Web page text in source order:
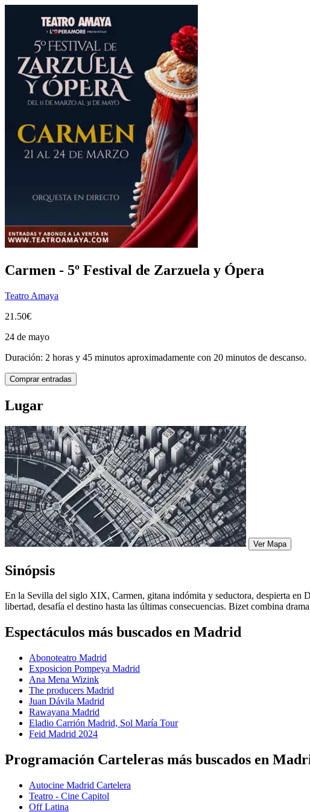
Carmen - 5º Festival de Zarzuela y Ópera
Teatro Amaya
21.50€
24 de mayo
Duración: 2 horas y 45 minutos aproximadamente con 20 minutos de descanso.
Comprar entradas
Lugar
Ver Mapa
Sinópsis
En la Sevilla del siglo XIX, Carmen, gitana indómita y seductora, despierta en
libertad, desafía el destino hasta las últimas consecuencias. Bizet combina
Espectáculos más buscados en Madrid
Abonoteatro Madrid
Exposicion Pompeya Madrid
Ana Mena Wizink
The producers Madrid
Juan Dávila Madrid
Rawayana Madrid
Eladio Carrión Madrid, Sol María Tour
Feid Madrid 2024
Programación Carteleras más buscados en
Autocine Madrid Cartelera
Teatro - Cine Capitol
Off Latina